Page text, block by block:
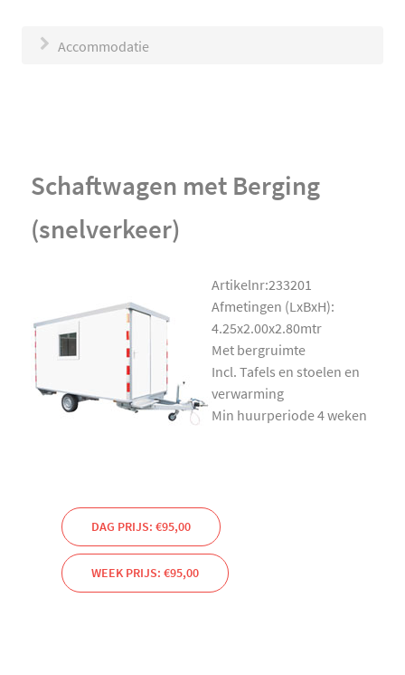
Accommodatie
Schaftwagen met Berging
(snelverkeer)
Artikelnr:233201
Afmetingen (LxBxH):
4.25x2.00x2.80mtr
Met bergruimte
Incl. Tafels en stoelen en
verwarming
Min huurperiode 4 weken
DAG PRIJS: €95,00
WEEK PRIJS: €95,00